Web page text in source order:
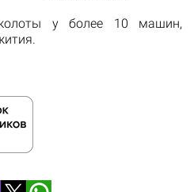
у более 10 машин,